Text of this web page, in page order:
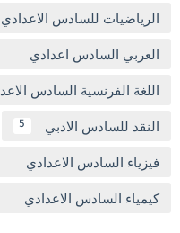
الرياضيات للسادس الاعدادي
العربي السادس اعدادي
اللغة الفرنسية السادس
النقد للسادس الادبي 5
فيزياء السادس الاعدادي
كيمياء السادس الاعدادي